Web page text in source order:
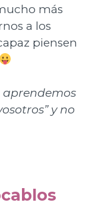
más
a los
piensen
aprendemos
y no